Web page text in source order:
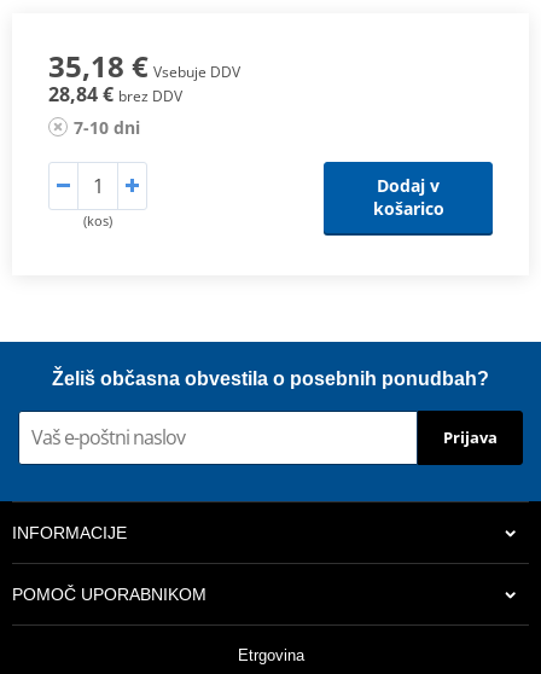
35,18 € Vsebuje DDV
28,84 € brez DDV
7-10 dni
(kos)
Dodaj v
košarico
Želiš občasna obvestila o posebnih ponudbah?
Prijava
INFORMACIJE
POMOČ UPORABNIKOM
Etrgovina